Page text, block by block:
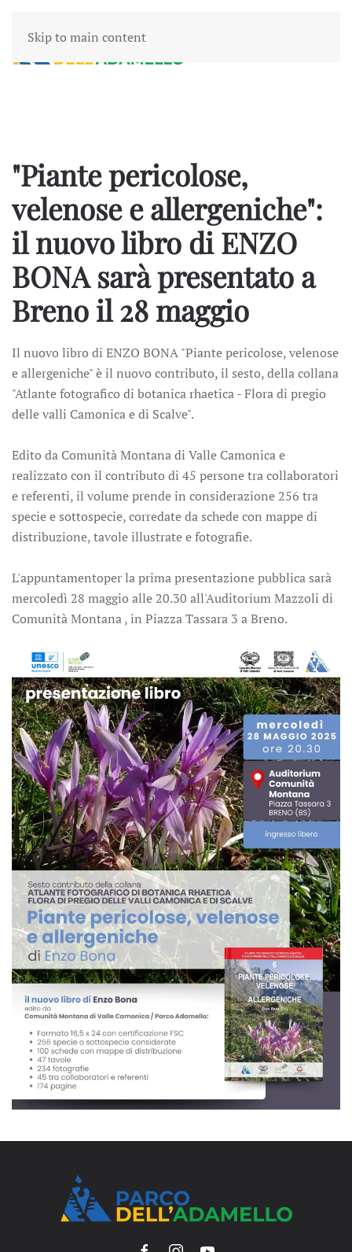
Skip to main content
"Piante pericolose,
velenose e allergeniche":
il nuovo libro di ENZO
BONA sarà presentato a
Breno il 28 maggio
Il nuovo libro di ENZO BONA "Piante pericolose, velenose
e allergeniche" è il nuovo contributo, il sesto, della collana
"Atlante fotografico di botanica rhaetica - Flora di pregio
delle valli Camonica e di Scalve".
Edito da Comunità Montana di Valle Camonica e
realizzato con il contributo di 45 persone tra collaboratori
e referenti, il volume prende in considerazione 256 tra
specie e sottospecie, corredate da schede con mappe di
distribuzione, tavole illustrate e fotografie.
L'appuntamentoper la prima presentazione pubblica sarà
mercoledì 28 maggio alle 20.30 all'Auditorium Mazzoli di
Comunità Montana , in Piazza Tassara 3 a Breno.